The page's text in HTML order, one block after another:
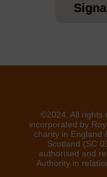
©2024. All rights
incorporated by
charity in England
Scotland (SC
authorised and
Authority in